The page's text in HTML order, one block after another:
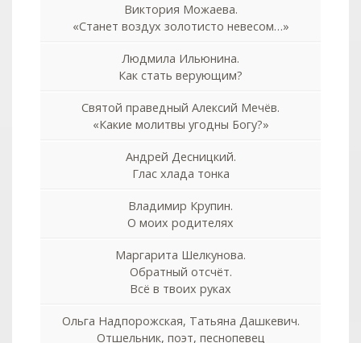
Виктория Можаева.
«Станет воздух золотисто невесом…»
Людмила Ильюнина.
Как стать верующим?
Святой праведный Алексий Мечёв.
«Какие молитвы угодны Богу?»
Андрей Десницкий.
Глас хлада тонка
Владимир Крупин.
О моих родителях
Маргарита Шелкунова.
Обратный отсчёт.
Всё в твоих руках
Ольга Надпорожская, Татьяна Дашкевич.
Отшельник, поэт, песнопевец